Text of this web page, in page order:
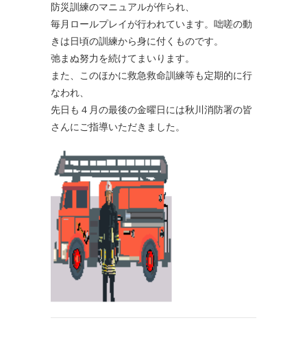
防災訓練のマニュアルが作られ、
毎月ロールプレイが行われています。咄嗟の動
きは日頃の訓練から身に付くものです。
弛まぬ努力を続けてまいります。
また、このほかに救急救命訓練等も定期的に行
なわれ、
先日も４月の最後の金曜日には秋川消防署の皆
さんにご指導いただきました。